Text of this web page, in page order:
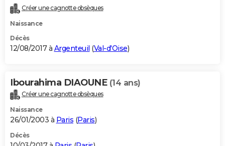
Créer une cagnotte obsèques
Naissance
Décès
12/08/2017 à Argenteuil (Val-d'Oise)
Ibourahima DIAOUNE (14 ans)
Créer une cagnotte obsèques
Naissance
26/01/2003 à Paris (Paris)
Décès